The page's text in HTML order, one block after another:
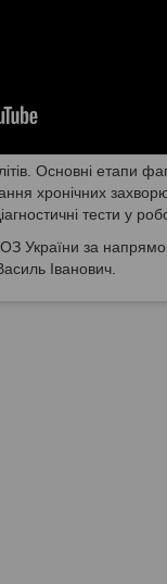
Основні етапи
хронічних
тести у
України за
Іванович.